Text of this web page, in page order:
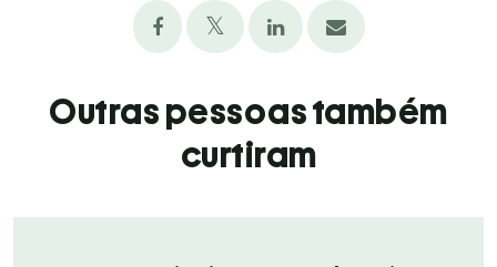
Outras pessoas também
curtiram